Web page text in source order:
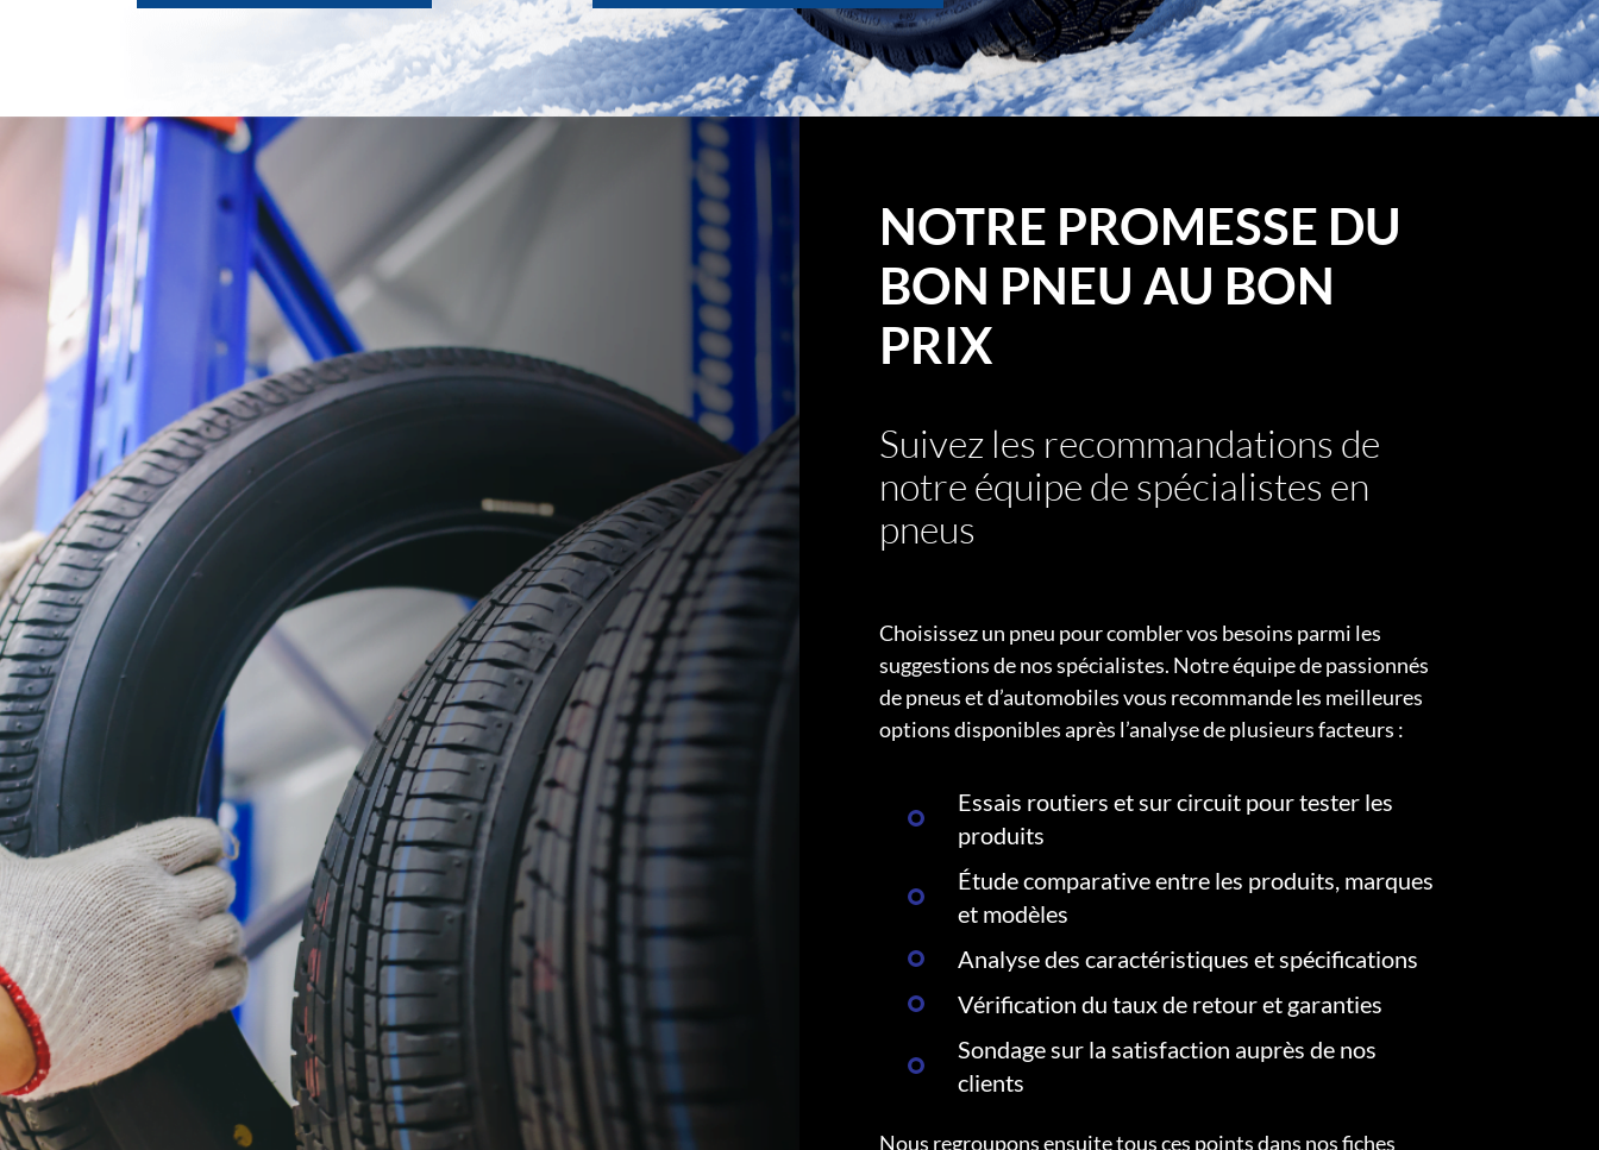
NOTRE PROMESSE DU
BON PNEU AU BON
PRIX
Suivez les recommandations de
notre équipe de spécialistes en
pneus
Choisissez un pneu pour combler vos besoins parmi les
suggestions de nos spécialistes. Notre équipe de passionnés
de pneus et d’automobiles vous recommande les meilleures
options disponibles après l’analyse de plusieurs facteurs :
Essais routiers et sur circuit pour tester les
produits
Étude comparative entre les produits, marques
et modèles
Analyse des caractéristiques et spécifications
Vérification du taux de retour et garanties
Sondage sur la satisfaction auprès de nos
clients
Nous regroupons ensuite tous ces points dans nos fiches